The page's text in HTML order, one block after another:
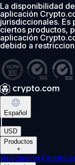
La disponibilidad
aplicación
jurisdiccionales.
ciertos productos,
aplicación
debido a
Español
USD
Productos
+
Aplicación